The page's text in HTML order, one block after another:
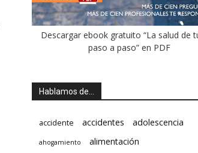
Descargar ebook gratuito “La salud de
paso a paso” en PDF
Hablamos de…
accidente accidentes adolescencia
ahogamiento alimentación